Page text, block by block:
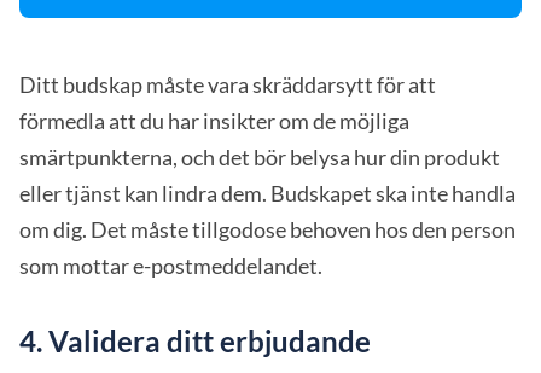
Ditt budskap måste vara skräddarsytt för att
förmedla att du har insikter om de möjliga
smärtpunkterna, och det bör belysa hur din produkt
eller tjänst kan lindra dem. Budskapet ska inte handla
om dig. Det måste tillgodose behoven hos den person
som mottar e-postmeddelandet.
4. Validera ditt erbjudande